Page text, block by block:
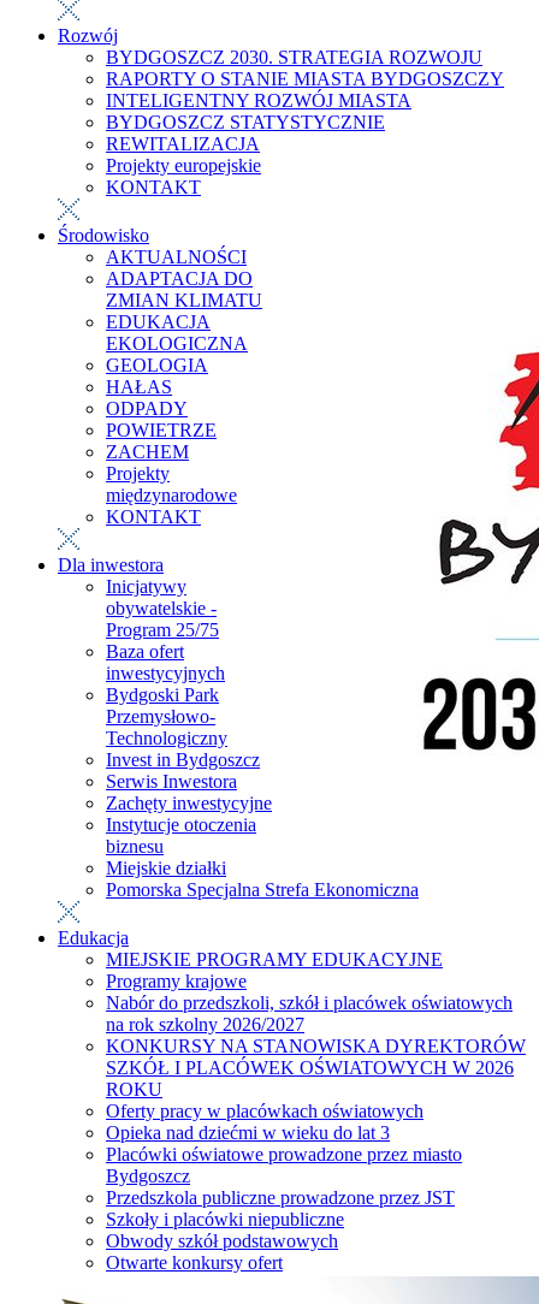
Rozwój
BYDGOSZCZ 2030. STRATEGIA ROZWOJU
RAPORTY O STANIE MIASTA BYDGOSZCZY
INTELIGENTNY ROZWÓJ MIASTA
BYDGOSZCZ STATYSTYCZNIE
REWITALIZACJA
Projekty europejskie
KONTAKT
Środowisko
AKTUALNOŚCI
ADAPTACJA DO
ZMIAN KLIMATU
EDUKACJA
EKOLOGICZNA
GEOLOGIA
HAŁAS
ODPADY
POWIETRZE
ZACHEM
Projekty
międzynarodowe
KONTAKT
Dla inwestora
Inicjatywy
obywatelskie -
Program 25/75
Baza ofert
inwestycyjnych
Bydgoski Park
Przemysłowo-
Technologiczny
Invest in Bydgoszcz
Serwis Inwestora
Zachęty inwestycyjne
Instytucje otoczenia
biznesu
Miejskie działki
Pomorska Specjalna Strefa Ekonomiczna
Edukacja
MIEJSKIE PROGRAMY EDUKACYJNE
Programy krajowe
Nabór do przedszkoli, szkół i placówek oświatowych
na rok szkolny 2026/2027
KONKURSY NA STANOWISKA DYREKTORÓW
SZKÓŁ I PLACÓWEK OŚWIATOWYCH W 2026
ROKU
Oferty pracy w placówkach oświatowych
Opieka nad dziećmi w wieku do lat 3
Placówki oświatowe prowadzone przez miasto
Bydgoszcz
Przedszkola publiczne prowadzone przez JST
Szkoły i placówki niepubliczne
Obwody szkół podstawowych
Otwarte konkursy ofert